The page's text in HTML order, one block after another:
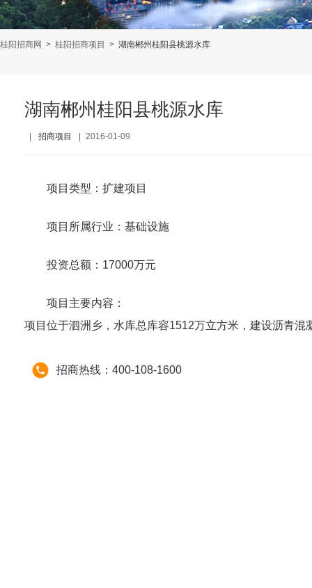
桂阳招商网 > 桂阳招商项目 > 湖南郴州桂阳县桃源水库
湖南郴州桂阳县桃源水库
招商项目 2016-01-09
项目类型：扩建项目
项目所属行业：基础设施
投资总额：17000万元
项目主要内容：
项目位于泗洲乡，水库总库容1512万立方米，建设沥青
招商热线：400-108-1600